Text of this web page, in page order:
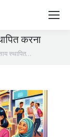
करना
स्थापित…